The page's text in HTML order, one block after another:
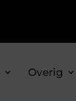
Overig